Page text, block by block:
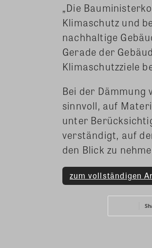
„Die
Klimaschutz und
nachhaltige
Gerade der
Klimaschutzziele
Bei der Dämmung
sinnvoll, auf
unter
verständigt, auf
den Blick zu
zum vollständigen